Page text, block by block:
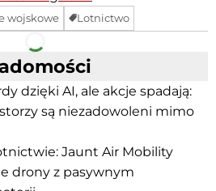
wojskowe Lotnictwo
Telegram
dzięki AI, ale akcje spadają:
są niezadowoleni mimo
Jaunt Air Mobility
drony z pasywnym